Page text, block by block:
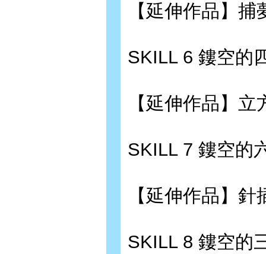
【延伸作品】捕
SKILL 6 鏤空的
【延伸作品】
SKILL 7 鏤空的
【延伸作品】針
SKILL 8 鏤空的